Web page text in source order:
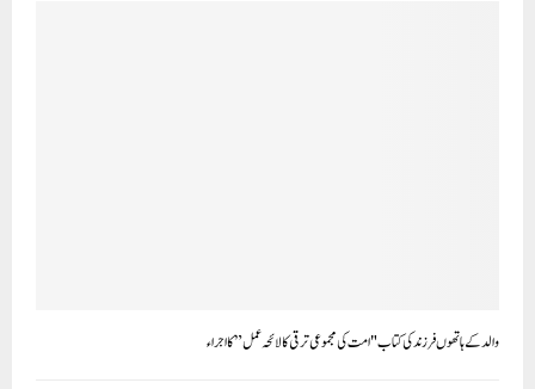
والد کے ہاتھوں فرزند کی کتاب "امت کی مجموعی ترقی کا لائحہ عمل” کا اجراء